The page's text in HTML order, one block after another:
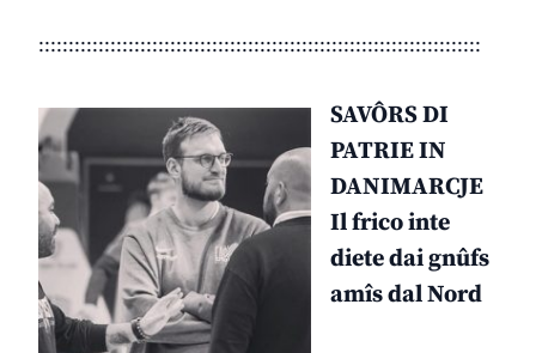
::::::::::::::::::::::::::::::::::::::::::::::::::::::::::::::::::::::::::
SAVÔRS DI
PATRIE IN
DANIMARCJE
Il frico inte
diete dai gnûfs
amîs dal Nord